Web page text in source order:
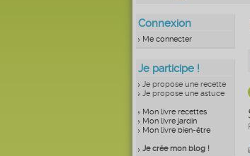
Connexion
Me connecter
Je participe !
Je propose une recette
Je propose une astuce
Mon livre recettes
Mon livre jardin
Mon livre bien-être
Je crée mon blog !